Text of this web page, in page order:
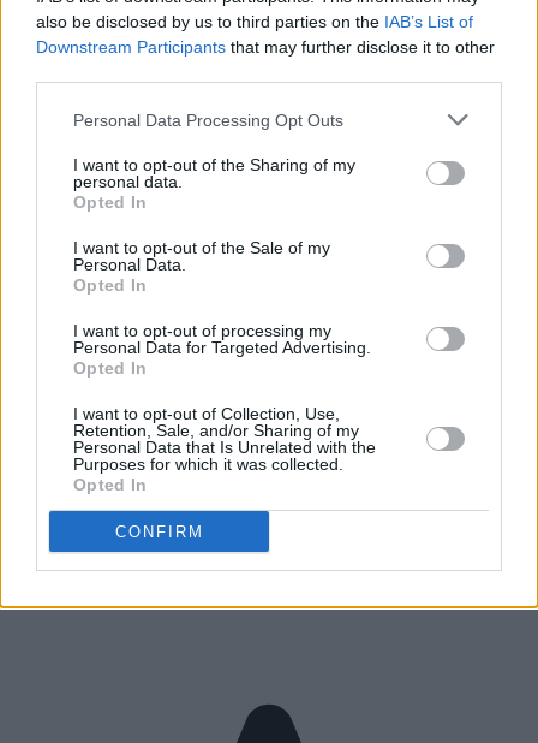
also be disclosed by us to third parties on the IAB’s List of
Downstream Participants that may further disclose it to other
Personal Data Processing Opt Outs
I want to opt-out of the Sharing of my
personal data.
Opted In
I want to opt-out of the Sale of my
Personal Data.
Opted In
I want to opt-out of processing my
Personal Data for Targeted Advertising.
Opted In
I want to opt-out of Collection, Use,
Retention, Sale, and/or Sharing of my
Personal Data that Is Unrelated with the
Purposes for which it was collected.
Opted In
CONFIRM